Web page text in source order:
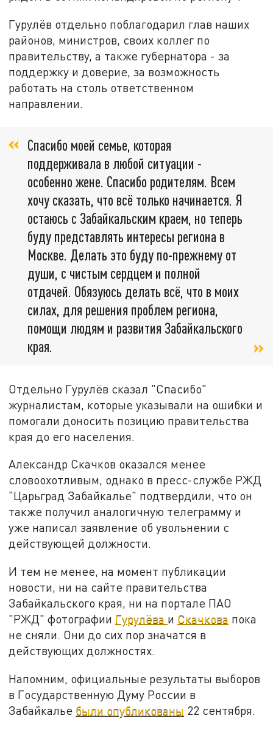
Гурулёв отдельно поблагодарил глав наших
районов, министров, своих коллег по
правительству, а также губернатора - за
поддержку и доверие, за возможность
работать на столь ответственном
направлении.
Спасибо моей семье, которая
поддерживала в любой ситуации -
особенно жене. Спасибо родителям. Всем
хочу сказать, что всё только начинается. Я
остаюсь с Забайкальским краем, но теперь
буду представлять интересы региона в
Москве. Делать это буду по-прежнему от
души, с чистым сердцем и полной
отдачей. Обязуюсь делать всё, что в моих
силах, для решения проблем региона,
помощи людям и развития Забайкальского
края.
Отдельно Гурулёв сказал "Спасибо"
журналистам, которые указывали на ошибки и
помогали доносить позицию правительства
края до его населения.
Александр Скачков оказался менее
словоохотливым, однако в пресс-службе РЖД
"Царьград Забайкалье" подтвердили, что он
также получил аналогичную телеграмму и
уже написал заявление об увольнении с
действующей должности.
И тем не менее, на момент публикации
новости, ни на сайте правительства
Забайкальского края, ни на портале ПАО
"РЖД" фотографии Гурулёва и Скачкова пока
не сняли. Они до сих пор значатся в
действующих должностях.
Напомним, официальные результаты выборов
в Государственную Думу России в
Забайкалье были опубликованы 22 сентября.